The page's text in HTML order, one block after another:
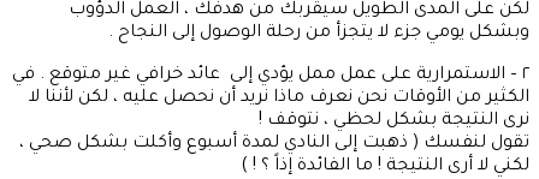
لكن على المدى الطويل سيقربك من هدفك ، العمل الدؤوب
وبشكل يومي جزء لا يتجزأ من رحلة الوصول إلى النجاح .
٢ – الاستمرارية على عمل ممل يؤدي إلى عائد خرافي غير متوقع . في
الكثير من الأوقات نحن نعرف ماذا نريد أن نحصل عليه ، لكن لأننا لا
نرى النتيجة بشكل لحظي ، نتوقف !
تقول لنفسك ( ذهبت إلى النادي لمدة أسبوع وأكلت بشكل صحي ،
لكني لا أرى النتيجة ! ما الفائدة إذاً ؟ ! )